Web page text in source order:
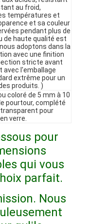
au froid,
températures et
et sa couleur
pendant plus de
de haute qualité est
adoptons dans la
avec une finition
stricte avant
avec l'emballage
extrême pour un
produits. )
coloré de 5 mm à 10
pourtour, complété
pour
verre.
pour
qui vous
parfait.
Nous